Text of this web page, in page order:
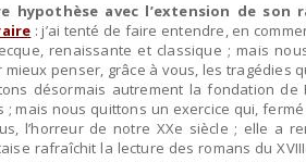
hypothèse avec l’extension de son
: j’ai tenté de faire entendre, en
renaissante et classique ; mais
penser, grâce à vous, les tragédies
désormais autrement la fondation de
mais nous quittons un exercice qui,
l’horreur de notre XXe siècle ; elle a
rafraîchit la lecture des romans du